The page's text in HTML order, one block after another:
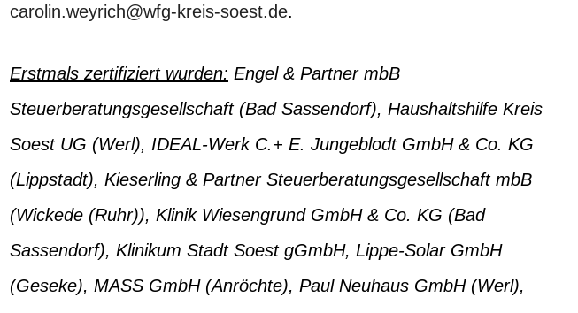
carolin.weyrich@wfg-kreis-soest.de.
Erstmals zertifiziert wurden: Engel & Partner mbB
Steuerberatungsgesellschaft (Bad Sassendorf), Haushaltshilfe Kreis
Soest UG (Werl), IDEAL-Werk C.+ E. Jungeblodt GmbH & Co. KG
(Lippstadt), Kieserling & Partner Steuerberatungsgesellschaft mbB
(Wickede (Ruhr)), Klinik Wiesengrund GmbH & Co. KG (Bad
Sassendorf), Klinikum Stadt Soest gGmbH, Lippe-Solar GmbH
(Geseke), MASS GmbH (Anröchte), Paul Neuhaus GmbH (Werl),